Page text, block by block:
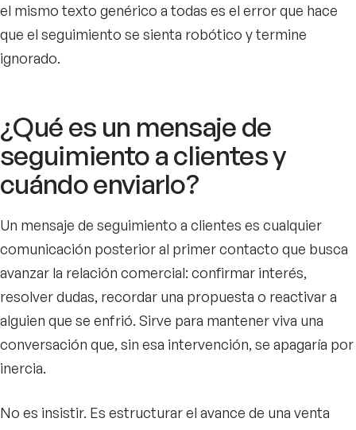
el mismo texto genérico a todas es el error que hace
que el seguimiento se sienta robótico y termine
ignorado.
¿Qué es un mensaje de
seguimiento a clientes y
cuándo enviarlo?
Un mensaje de seguimiento a clientes es cualquier
comunicación posterior al primer contacto que busca
avanzar la relación comercial: confirmar interés,
resolver dudas, recordar una propuesta o reactivar a
alguien que se enfrió. Sirve para mantener viva una
conversación que, sin esa intervención, se apagaría por
inercia.
No es insistir. Es estructurar el avance de una venta